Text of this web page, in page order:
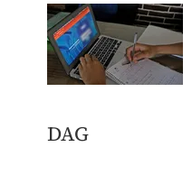
​DAG